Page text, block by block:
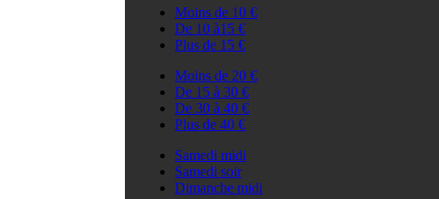
Moins de 10 €
De 10 à15 €
Plus de 15 €
Moins de 20 €
De 15 à 30 €
De 30 à 40 €
Plus de 40 €
Samedi midi
Samedi soir
Dimanche midi